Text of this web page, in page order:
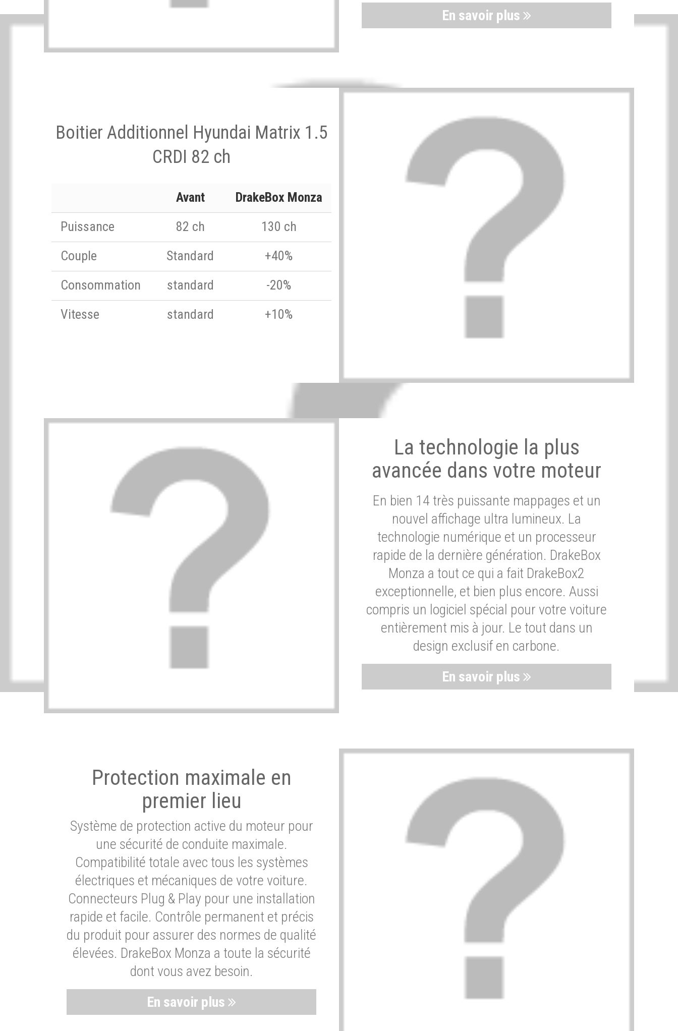
En savoir plus
Boitier Additionnel Hyundai Matrix 1.5
CRDI 82 ch
Avant
DrakeBox Monza
Puissance
82 ch
130 ch
Couple
Standard
+40%
Consommation
standard
-20%
Vitesse
standard +10%
La technologie la plus
avancée dans votre moteur
En bien 14 très puissante mappages et un
nouvel affichage ultra lumineux. La
technologie numérique et un processeur
rapide de la dernière génération. DrakeBox
Monza a tout ce qui a fait DrakeBox2
exceptionnelle, et bien plus encore. Aussi
compris un logiciel spécial pour votre voiture
entièrement mis à jour. Le tout dans un
design exclusif en carbone.
En savoir plus
Protection maximale en
premier lieu
Système de protection active du moteur pour
une sécurité de conduite maximale.
Compatibilité totale avec tous les systèmes
électriques et mécaniques de votre voiture.
Connecteurs Plug & Play pour une installation
rapide et facile. Contrôle permanent et précis
du produit pour assurer des normes de qualité
élevées. DrakeBox Monza a toute la sécurité
dont vous avez besoin.
En savoir plus